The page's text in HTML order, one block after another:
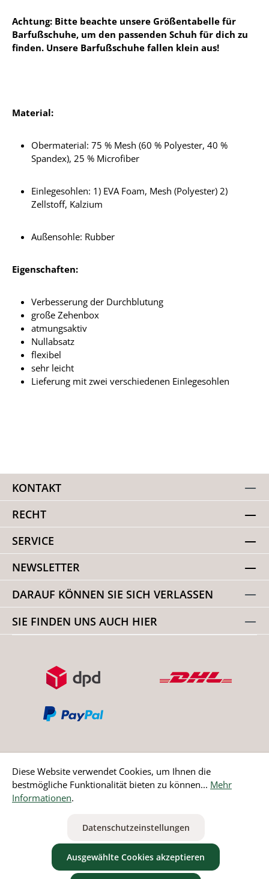
Achtung: Bitte beachte unsere Größentabelle für
Barfußschuhe, um den passenden Schuh für dich zu
finden. Unsere Barfußschuhe fallen klein aus!
Material:
Obermaterial: 75 % Mesh (60 % Polyester, 40 %
Spandex), 25 % Microfiber
Einlegesohlen: 1) EVA Foam, Mesh (Polyester) 2)
Zellstoff, Kalzium
Außensohle: Rubber
Eigenschaften:
Verbesserung der Durchblutung
große Zehenbox
atmungsaktiv
Nullabsatz
flexibel
sehr leicht
Lieferung mit zwei verschiedenen Einlegesohlen
KONTAKT
RECHT
SERVICE
NEWSLETTER
DARAUF KÖNNEN SIE SICH VERLASSEN
SIE FINDEN UNS AUCH HIER
Bestellung widerrufen
ausgenommen Nicht EU-Länder
Diese Website verwendet Cookies, um Ihnen die
bestmögliche Funktionalität bieten zu können... Mehr
Informationen.
Datenschutzeinstellungen
Ausgewählte Cookies akzeptieren